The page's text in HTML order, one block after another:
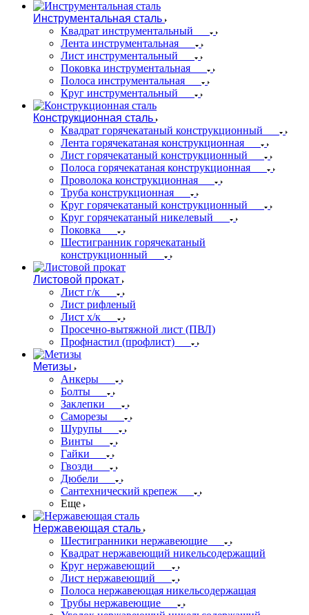
Инструментальная сталь
Квадрат инструментальный
Лента инструментальная
Лист инструментальный
Поковка инструментальная
Полоса инструментальная
Круг инструментальный
Конструкционная сталь
Квадрат горячекатаный конструкционный
Лента горячекатаная конструкционная
Лист горячекатаный конструкционный
Полоса горячекатаная конструкционная
Проволока конструкционная
Труба конструкционная
Круг горячекатаный конструкционный
Круг горячекатаный никелевый
Поковка
Шестигранник горячекатаный
конструкционный
Листовой прокат
Лист г/к
Лист рифленый
Лист х/к
Просечно-вытяжной лист (ПВЛ)
Профнастил (профлист)
Метизы
Анкеры
Болты
Заклепки
Саморезы
Шурупы
Винты
Гайки
Гвозди
Дюбели
Сантехнический крепеж
Еще
Нержавеющая сталь
Шестигранники нержавеющие
Квадрат нержавеющий никельсодержащий
Круг нержавеющий
Лист нержавеющий
Полоса нержавеющая никельсодержащая
Трубы нержавеющие